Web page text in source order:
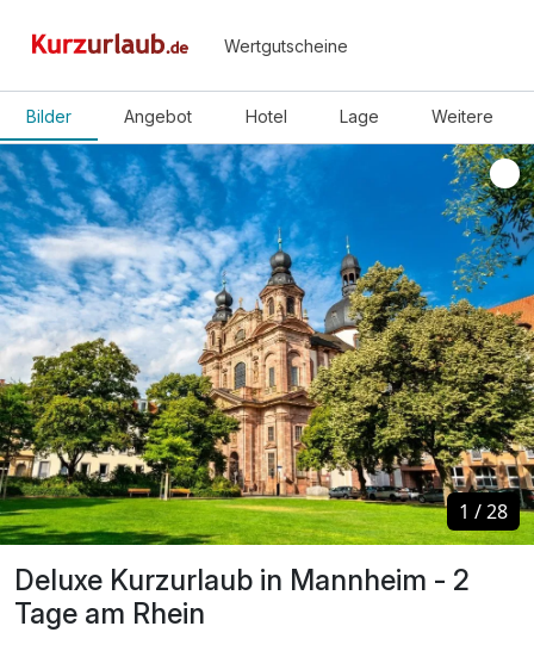
Wertgutscheine
Bilder Angebot Hotel Lage Weitere
Deluxe Kurzurlaub in Mannheim - 2
Tage am Rhein
1 /28
1 /28